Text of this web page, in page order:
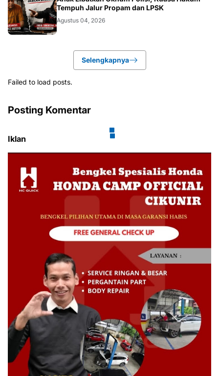
Tempuh Jalur Propam dan LPSK
Agustus 04, 2026
Selengkapnya
Failed to load posts.
Posting Komentar
Iklan